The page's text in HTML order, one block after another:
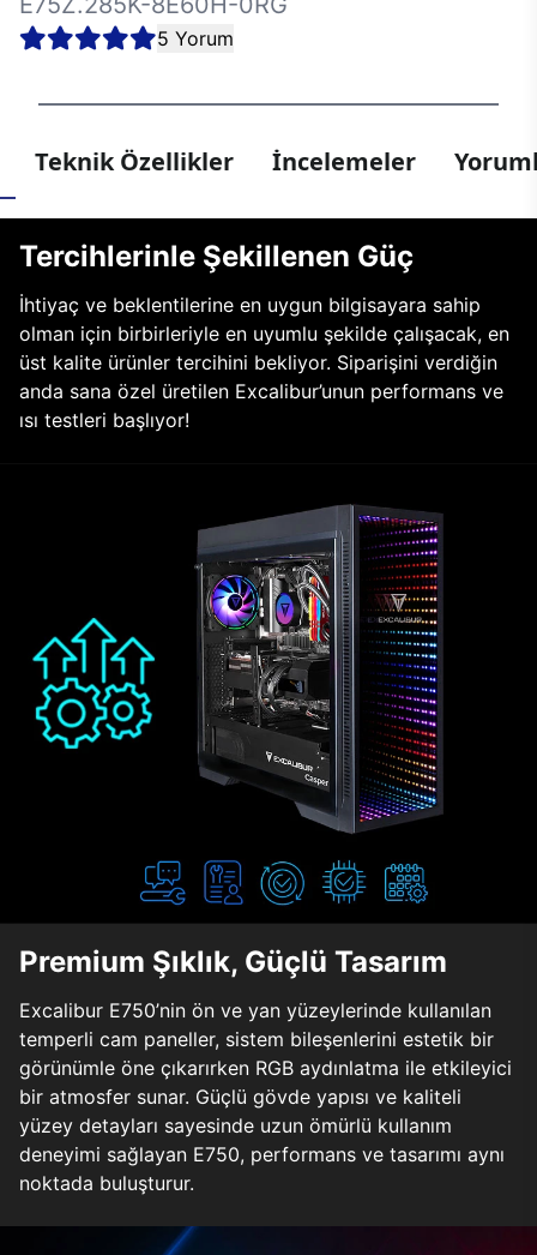
5 Yorum
Teknik Özellikler İncelemeler
Tercihlerinle Şekillenen Güç
İhtiyaç ve beklentilerine en uygun bilgisayara sahip
olman için birbirleriyle en uyumlu şekilde çalışacak, en
üst kalite ürünler tercihini bekliyor. Siparişini verdiğin
anda sana özel üretilen Excalibur’unun performans ve
ısı testleri başlıyor!
Premium Şıklık, Güçlü Tasarım
Excalibur E750’nin ön ve yan yüzeylerinde kullanılan
temperli cam paneller, sistem bileşenlerini estetik bir
görünümle öne çıkarırken RGB aydınlatma ile etkileyici
bir atmosfer sunar. Güçlü gövde yapısı ve kaliteli
yüzey detayları sayesinde uzun ömürlü kullanım
deneyimi sağlayan E750, performans ve tasarımı aynı
noktada buluşturur.